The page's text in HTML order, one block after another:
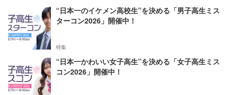
“日本一のイケメン高校生”を決める「男子高生ミス
ターコン2026」開催中！
特集
“日本一かわいい女子高生”を決める「女子高生ミス
コン2026」開催中！